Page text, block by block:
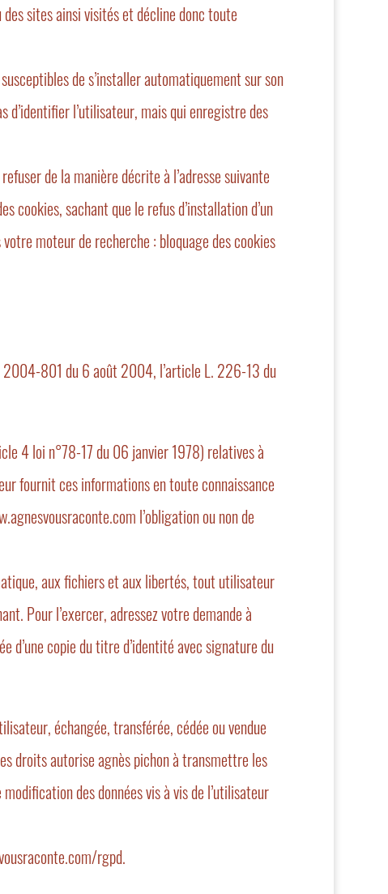
des sites ainsi visités et décline donc toute
de s’installer automatiquement sur son
d’identifier l’utilisateur, mais qui enregistre des
de la manière décrite à l’adresse suivante
cookies, sachant que le refus d’installation d’un
moteur de recherche : bloquage des cookies
2004-801 du 6 août 2004, l’article L. 226-13 du
4 loi n°78-17 du 06 janvier 1978) relatives à
fournit ces informations en toute connaissance
l’obligation ou non de
aux fichiers et aux libertés, tout utilisateur
Pour l’exercer, adressez votre demande à
d’une copie du titre d’identité avec signature du
échangée, transférée, cédée ou vendue
droits autorise agnès pichon à transmettre les
des données vis à vis de l’utilisateur
rgpd.